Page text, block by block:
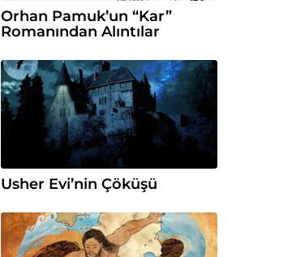
Orhan Pamuk’un “Kar”
Romanından Alıntılar
Usher Evi’nin Çöküşü